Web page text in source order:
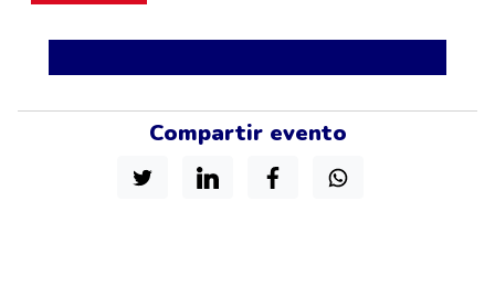
Compartir evento